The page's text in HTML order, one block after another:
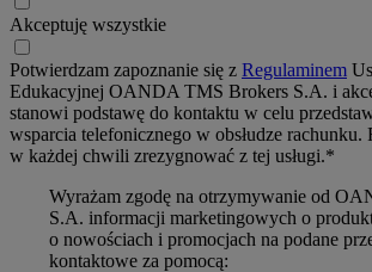
Akceptuję wszystkie
Potwierdzam zapoznanie się z Regulaminem
Edukacyjnej OANDA TMS Brokers S.A. i
stanowi podstawę do kontaktu w celu
wsparcia telefonicznego w obsłudze rachunku.
w każdej chwili zrezygnować z tej usługi.*
Wyrażam zgodę na otrzymywanie od
S.A. informacji marketingowych o
o nowościach i promocjach na podane
kontaktowe za pomocą: